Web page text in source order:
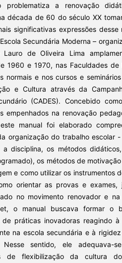
problematiza a renovação
década de 60 do século XX
significativas expressões
Secundária Moderna –
Lauro de Oliveira Lima
1960 e 1970, nas Faculdades de
normais e nos cursos e
e Cultura através da
(CADES). Concebido
empenhados na renovação
manual foi elaborado
organização do trabalho escolar
a disciplina, os métodos
os métodos de
e como utilizar os instrumentos
orientar as provas e exames,
no movimento renovador e
o manual buscava formar o
de práticas inovadoras reagindo
na escola secundária e à
Nesse sentido, ele adequava-
de flexibilização da cultura